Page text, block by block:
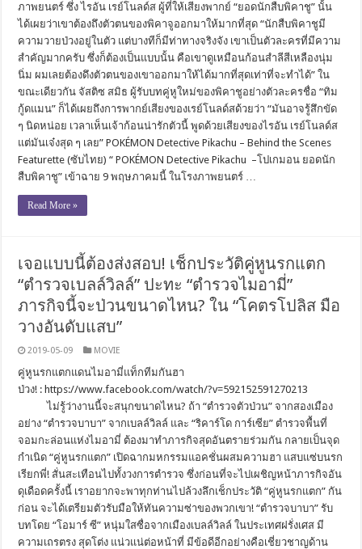
ภาพยนตร์ ซึ่ง ไรอัน เรย์โนลด์ส ผู้ที่ให้เสียงพากย์ “ยอดนักสืบพิคาชู” นั้น
ได้เผยว่าเขาต้องถึงตัวตนของพิคาจูออกมาให้มากที่สุด “นักสืบพิคาชูมี
ความวายป่วงอยู่ในตัว แต่บางทีก็มีท่าทางจริงจัง เขาเป็นตัวละครที่มีความ
สำคัญมากครับ ซึ่งก็ต้องเป็นแบบนั้น คือเขาดูเหมือนก้อนสำลีสีเหลืองนุ่ม
นิ่ม ผมเลยต้องดึงตัวตนของเขาออกมาให้ได้มากที่สุดเท่าที่จะทำได้” ใน
ขณะเดียวกัน จัสติซ สมิธ ผู้รับบทคู่หูใหม่ของพิคาชูอย่างตัวละครชื่อ “ทิม
กู้ดแมน” ก็ได้เผยถึงการพากย์เสียงของเรย์โนลด์สด้วยว่า “มันอาจรู้สึกขัด
ๆ นิดหน่อย เวลาเห็นเจ้าก้อนน่ารักตัวนี้ พูดด้วยเสียงของไรอัน เรย์โนลด์ส
แต่มันเจ๋งสุด ๆ เลย” POKÉMON Detective Pikachu – Behind the Scenes
Featurette (ซับไทย) “ POKÉMON Detective Pikachu –โปเกมอน ยอดนัก
สืบพิคาชู” เข้าฉาย 9 พฤษภาคมนี้ ในโรงภาพยนตร์ …
Read More »
เจอแบบนี้ต้องส่งสอบ! เช็กประวัติคู่หูนรกแตก
“ตำรวจเบลล์วิลล์” ปะทะ “ตำรวจไมอามี่”
ภารกิจนี้จะป่วนขนาดไหน? ใน “โคตรโปลิส มือ
วางอันดับแสบ”
2019-05-09 MOVIE
คู่หูนรกแตกแดนไมอามี่แท็กทีมกันฮา
ป่วง! : https://www.facebook.com/watch/?v=592152591270213
ไม่รู้ว่างานนี้จะสนุกขนาดไหน? ถ้า “ตำรวจตัวป่วน” จากสองเมือง
อย่าง “ตำรวจบาบา” จากเบลล์วิลล์ และ “ริคาร์โด การ์เซีย” ตำรวจพื้นที่
จอมกะล่อนแห่งไมอามี่ ต้องมาทำภารกิจสุดอันตรายร่วมกัน กลายเป็นจุด
กำเนิด “คู่หูนรกแตก” เปิดฉากมหกรรมแอคชั่นผสมความฮา แสบแซ่บนรก
เรียกพี่! สั่นสะเทือนไปทั้งวงการตำรวจ ซึ่งก่อนที่จะไปเผชิญหน้าภารกิจอัน
ดุเดือดครั้งนี้ เราอยากจะพาทุกท่านไปล้วงลึกเช็กประวัติ “คู่หูนรกแตก” กัน
ก่อน จะได้เตรียมตัวรับมือให้ทันความซ่าของพวกเขา! “ตำรวจบาบา” รับ
บทโดย “โอมาร์ ซี” หนุ่มใสซื่อจากเมืองเบลล์วิลล์ ในประเทศฝรั่งเศส มี
ความเถรตรง สุดโต่ง แน่วแน่ต่อหน้าที่ มีข้อดีอีกอย่างคือเชี่ยวชาญด้าน